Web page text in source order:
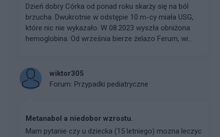
Dzień dobry Córka od ponad roku skarży się na ból
brzucha. Dwukrotnie w odstępie 10 m-cy miała USG,
które nic nie wykazało. W 08.2023 wyszła obniżona
hemoglobina. Od września bierze żelazo Ferum, wi...
wiktor305
Forum: Przypadki pediatryczne
Metanabol a niedobor wzrostu.
Mam pytanie czy u dziecka (15 letniego) mozna leczyc